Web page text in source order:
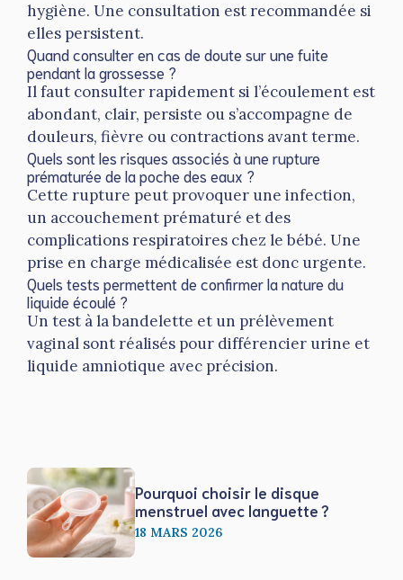
hygiène. Une consultation est recommandée si
elles persistent.
Quand consulter en cas de doute sur une fuite
pendant la grossesse ?
Il faut consulter rapidement si l’écoulement est
abondant, clair, persiste ou s’accompagne de
douleurs, fièvre ou contractions avant terme.
Quels sont les risques associés à une rupture
prématurée de la poche des eaux ?
Cette rupture peut provoquer une infection,
un accouchement prématuré et des
complications respiratoires chez le bébé. Une
prise en charge médicalisée est donc urgente.
Quels tests permettent de confirmer la nature du
liquide écoulé ?
Un test à la bandelette et un prélèvement
vaginal sont réalisés pour différencier urine et
liquide amniotique avec précision.
Pourquoi choisir le disque
menstruel avec languette ?
18 MARS 2026